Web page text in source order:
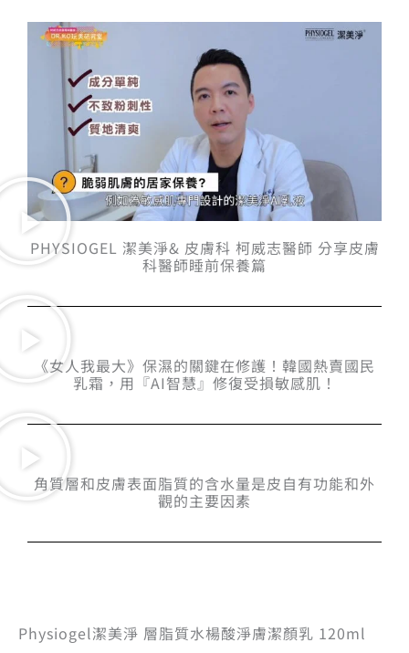
PHYSIOGEL 潔美淨& 皮膚科 柯威志醫師 分享皮膚
科醫師睡前保養篇
《女人我最大》保濕的關鍵在修護！韓國熱賣國民
乳霜，用『AI智慧』修復受損敏感肌！
角質層和皮膚表面脂質的含水量是皮自有功能和外
觀的主要因素
Physiogel潔美淨 層脂質水楊酸淨膚潔顏乳 120ml